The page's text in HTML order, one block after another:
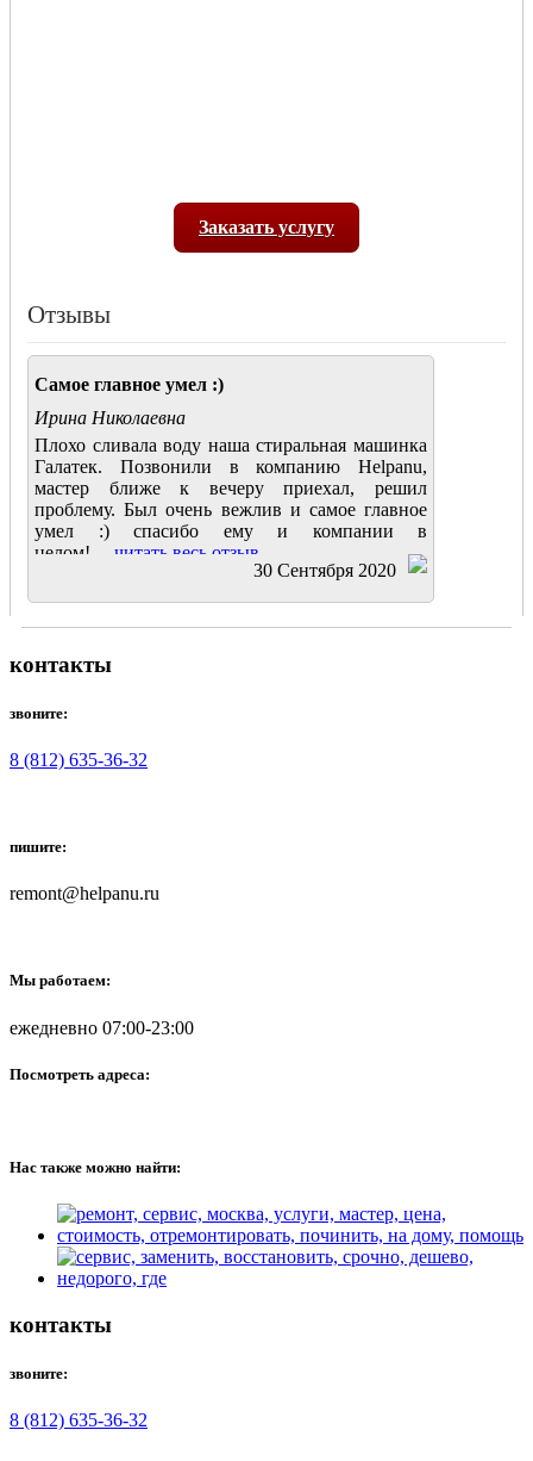
Заказать услугу
Отзывы
Самое главное умел :)
Ирина Николаевна
Плохо сливала воду наша стиральная машинка
Галатек. Позвонили в компанию Helpanu,
мастер ближе к вечеру приехал, решил
проблему. Был очень вежлив и самое главное
умел :) спасибо ему и компании в
целом!.... читать весь отзыв
30 Сентября 2020
контакты
звоните:
8 (812) 635-36-32
пишите:
remont@helpanu.ru
Мы работаем:
ежедневно 07:00-23:00
Посмотреть адреса:
Нас также можно найти:
контакты
звоните:
8 (812) 635-36-32